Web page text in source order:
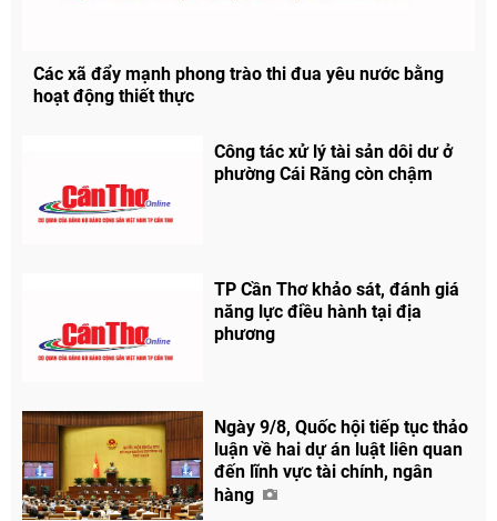
Facebook
Các xã đẩy mạnh phong trào thi đua yêu nước bằng
hoạt động thiết thực
Công tác xử lý tài sản dôi dư ở
phường Cái Răng còn chậm
TP Cần Thơ khảo sát, đánh giá
năng lực điều hành tại địa
phương
Ngày 9/8, Quốc hội tiếp tục thảo
luận về hai dự án luật liên quan
đến lĩnh vực tài chính, ngân
hàng